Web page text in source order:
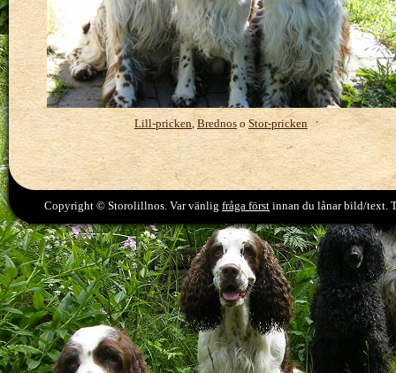
Lill-pricken, Brednos oStor-pricken
Copyright © Storolillnos. Var vänlig fråga först innan du lånar bild/text.